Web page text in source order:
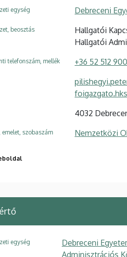
egység Debreceni
beosztás
Hallgatói
Hallgatói
telefonszám, mellék +36 52 512 900
4032
emelet, szobaszám Nemzetközi
egység
Debreceni
Adminisztrációs